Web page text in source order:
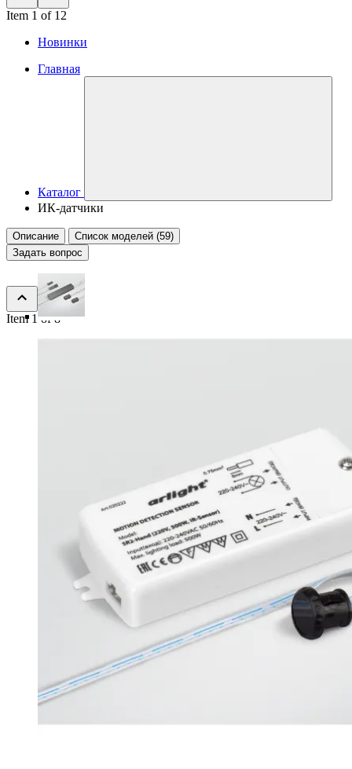
Item 1 of 12
Новинки
Главная
Каталог
ИК-датчики
Описание
Список моделей (59)
Задать вопрос
Item 1 of 8